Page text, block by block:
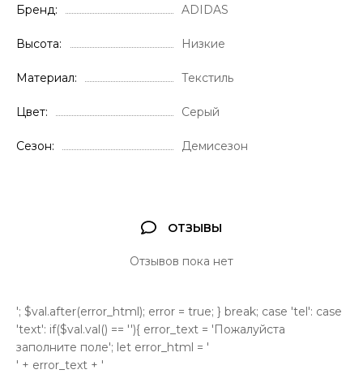
Бренд ADIDAS
Высота Низкие
Материал Текстиль
Цвет Серый
Сезон Демисезон
ОТЗЫВЫ
Отзывов пока нет
'; $val.after(error_html); error = true; } break; case 'tel': case
'text': if($val.val() == ''){ error_text = 'Пожалуйста
заполните поле'; let error_html = '
' + error_text + '